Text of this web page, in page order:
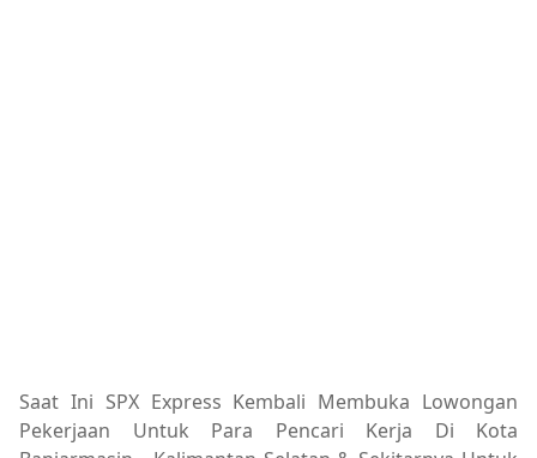
Saat Ini SPX Express Kembali Membuka Lowongan
Pekerjaan Untuk Para Pencari Kerja Di Kota